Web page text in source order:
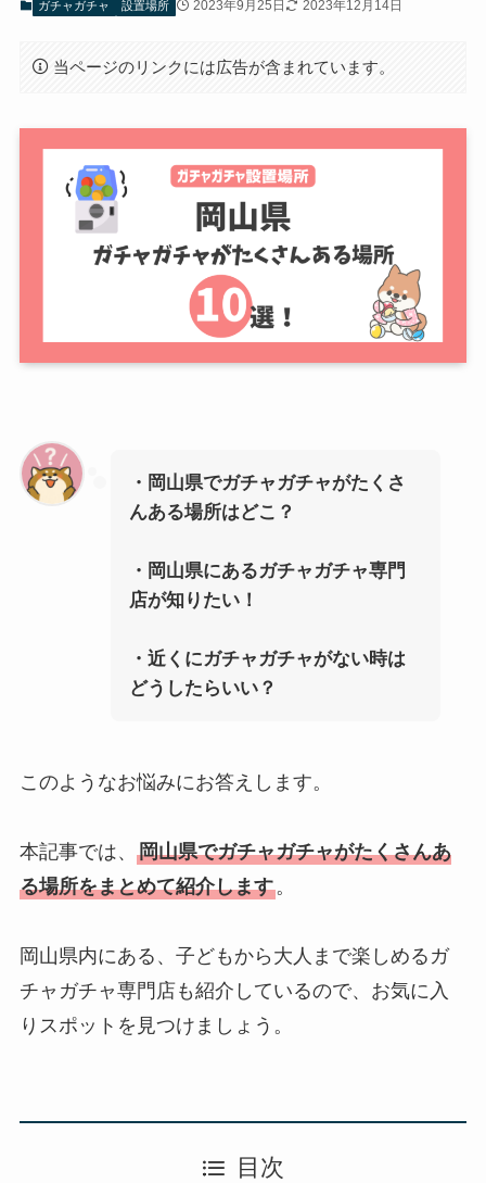
ガチャガチャ 設置場所 2023年9月25日 2023年12月14日
当ページのリンクには広告が含まれています。
・岡山県でガチャガチャがたくさ
んある場所はどこ？
・岡山県にあるガチャガチャ専門
店が知りたい！
・近くにガチャガチャがない時は
どうしたらいい？
このようなお悩みにお答えします。
本記事では、 岡山県でガチャガチャがたくさんあ
る場所をまとめて紹介します。
岡山県内にある、子どもから大人まで楽しめるガ
チャガチャ専門店も紹介しているので、お気に入
りスポットを見つけましょう。
目次